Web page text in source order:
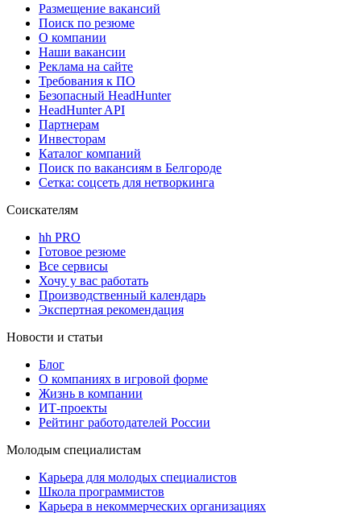
Размещение вакансий
Поиск по резюме
О компании
Наши вакансии
Реклама на сайте
Требования к ПО
Безопасный HeadHunter
HeadHunter API
Партнерам
Инвесторам
Каталог компаний
Поиск по вакансиям в Белгороде
Сетка: соцсеть для нетворкинга
Соискателям
hh PRO
Готовое резюме
Все сервисы
Хочу у вас работать
Производственный календарь
Экспертная рекомендация
Новости и статьи
Блог
О компаниях в игровой форме
Жизнь в компании
ИТ-проекты
Рейтинг работодателей России
Молодым специалистам
Карьера для молодых специалистов
Школа программистов
Карьера в некоммерческих организациях